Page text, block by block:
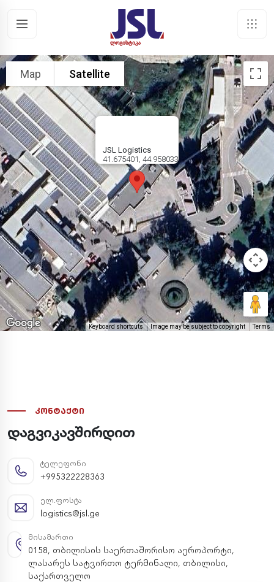
JSL Logistics
41.675401, 44.958033
Map Satellite
Keyboard shortcuts Image may be subject to copyright Terms
კონტაქტი
დაგვიკავშირდით
ტელეფონი
+995322228363
ელ.ფოსტა
logistics@jsl.ge
მისამართი
0158, თბილისის საერთაშორისო აეროპორტი,
ლასარეს სატვირთო ტერმინალი, თბილისი,
საქართველო